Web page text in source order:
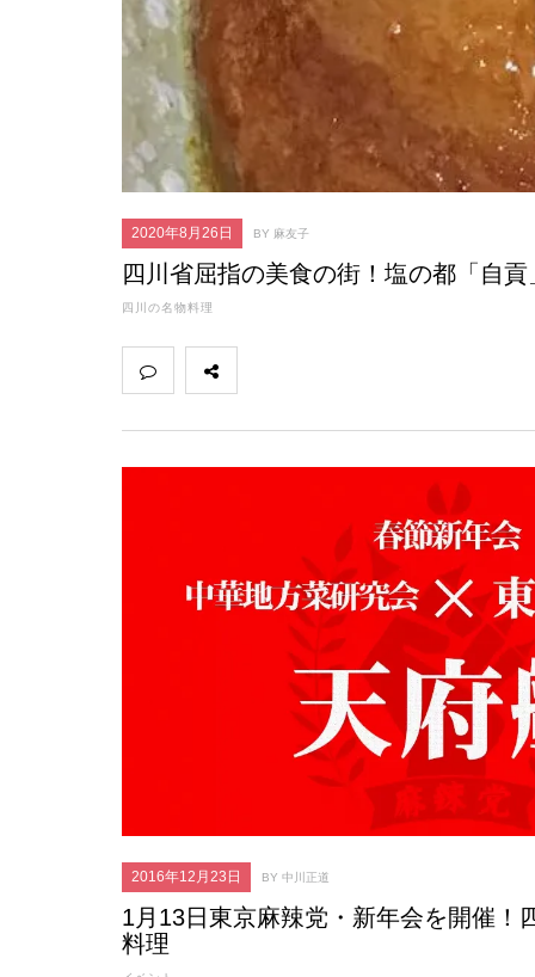
2020年8月26日 BY 麻友子
四川省屈指の美食の街！塩の都「自
四川の名物料理
2016年12月23日 BY 中川正道
1月13日東京麻辣党・新年会を開催！
料理